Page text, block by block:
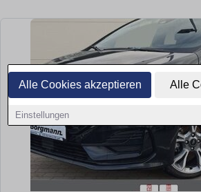
Alle Cookies akzeptieren Alle
Einstellungen